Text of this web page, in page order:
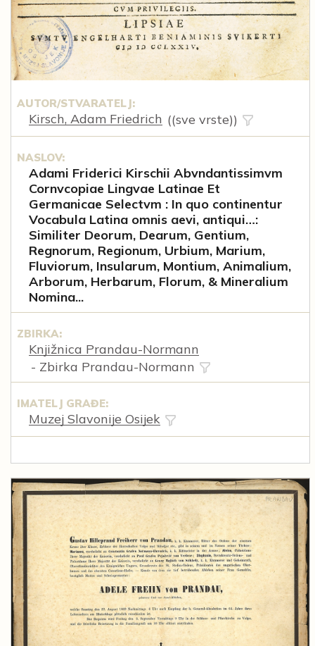
AUTOR/STVARATELJ:
Kirsch, Adam Friedrich ((sve vrste))
NASLOV:
Adami Friderici Kirschii Abvndantissimvm
Cornvcopiae Lingvae Latinae Et
Germanicae Selectvm : In quo continentur
Vocabula Latina omnis aevi, antiqui…:
Similiter Deorum, Dearum, Gentium,
Regnorum, Regionum, Urbium, Marium,
Fluviorum, Insularum, Montium, Animalium,
Arborum, Herbarum, Florum, & Mineralium
Nomina...
ZBIRKA:
Knjižnica Prandau-Normann
- Zbirka Prandau-Normann
IMATELJ GRAĐE:
Muzej Slavonije Osijek